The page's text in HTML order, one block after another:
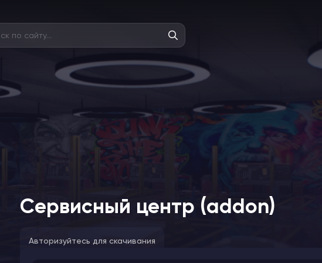
Сервисный центр (addon)
Авторизуйтесь для скачивания